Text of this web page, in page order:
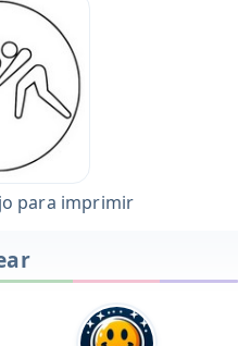
para imprimir